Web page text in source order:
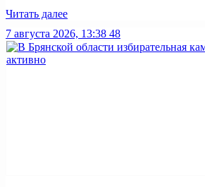
Читать далее
7 августа 2026, 13:38 48